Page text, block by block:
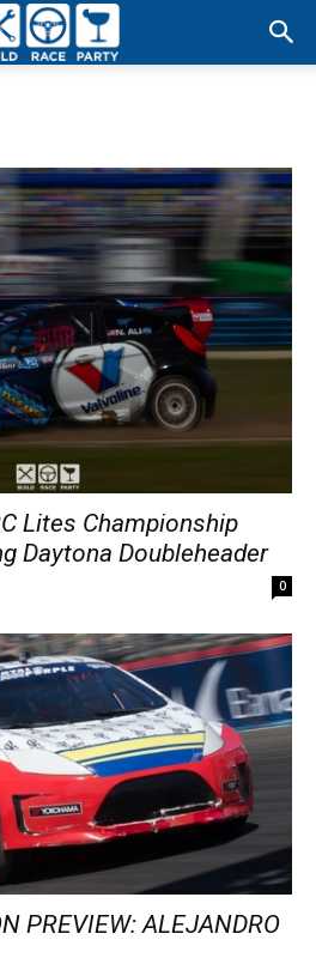
Lites Championship
Daytona Doubleheader
0
PREVIEW: ALEJANDRO